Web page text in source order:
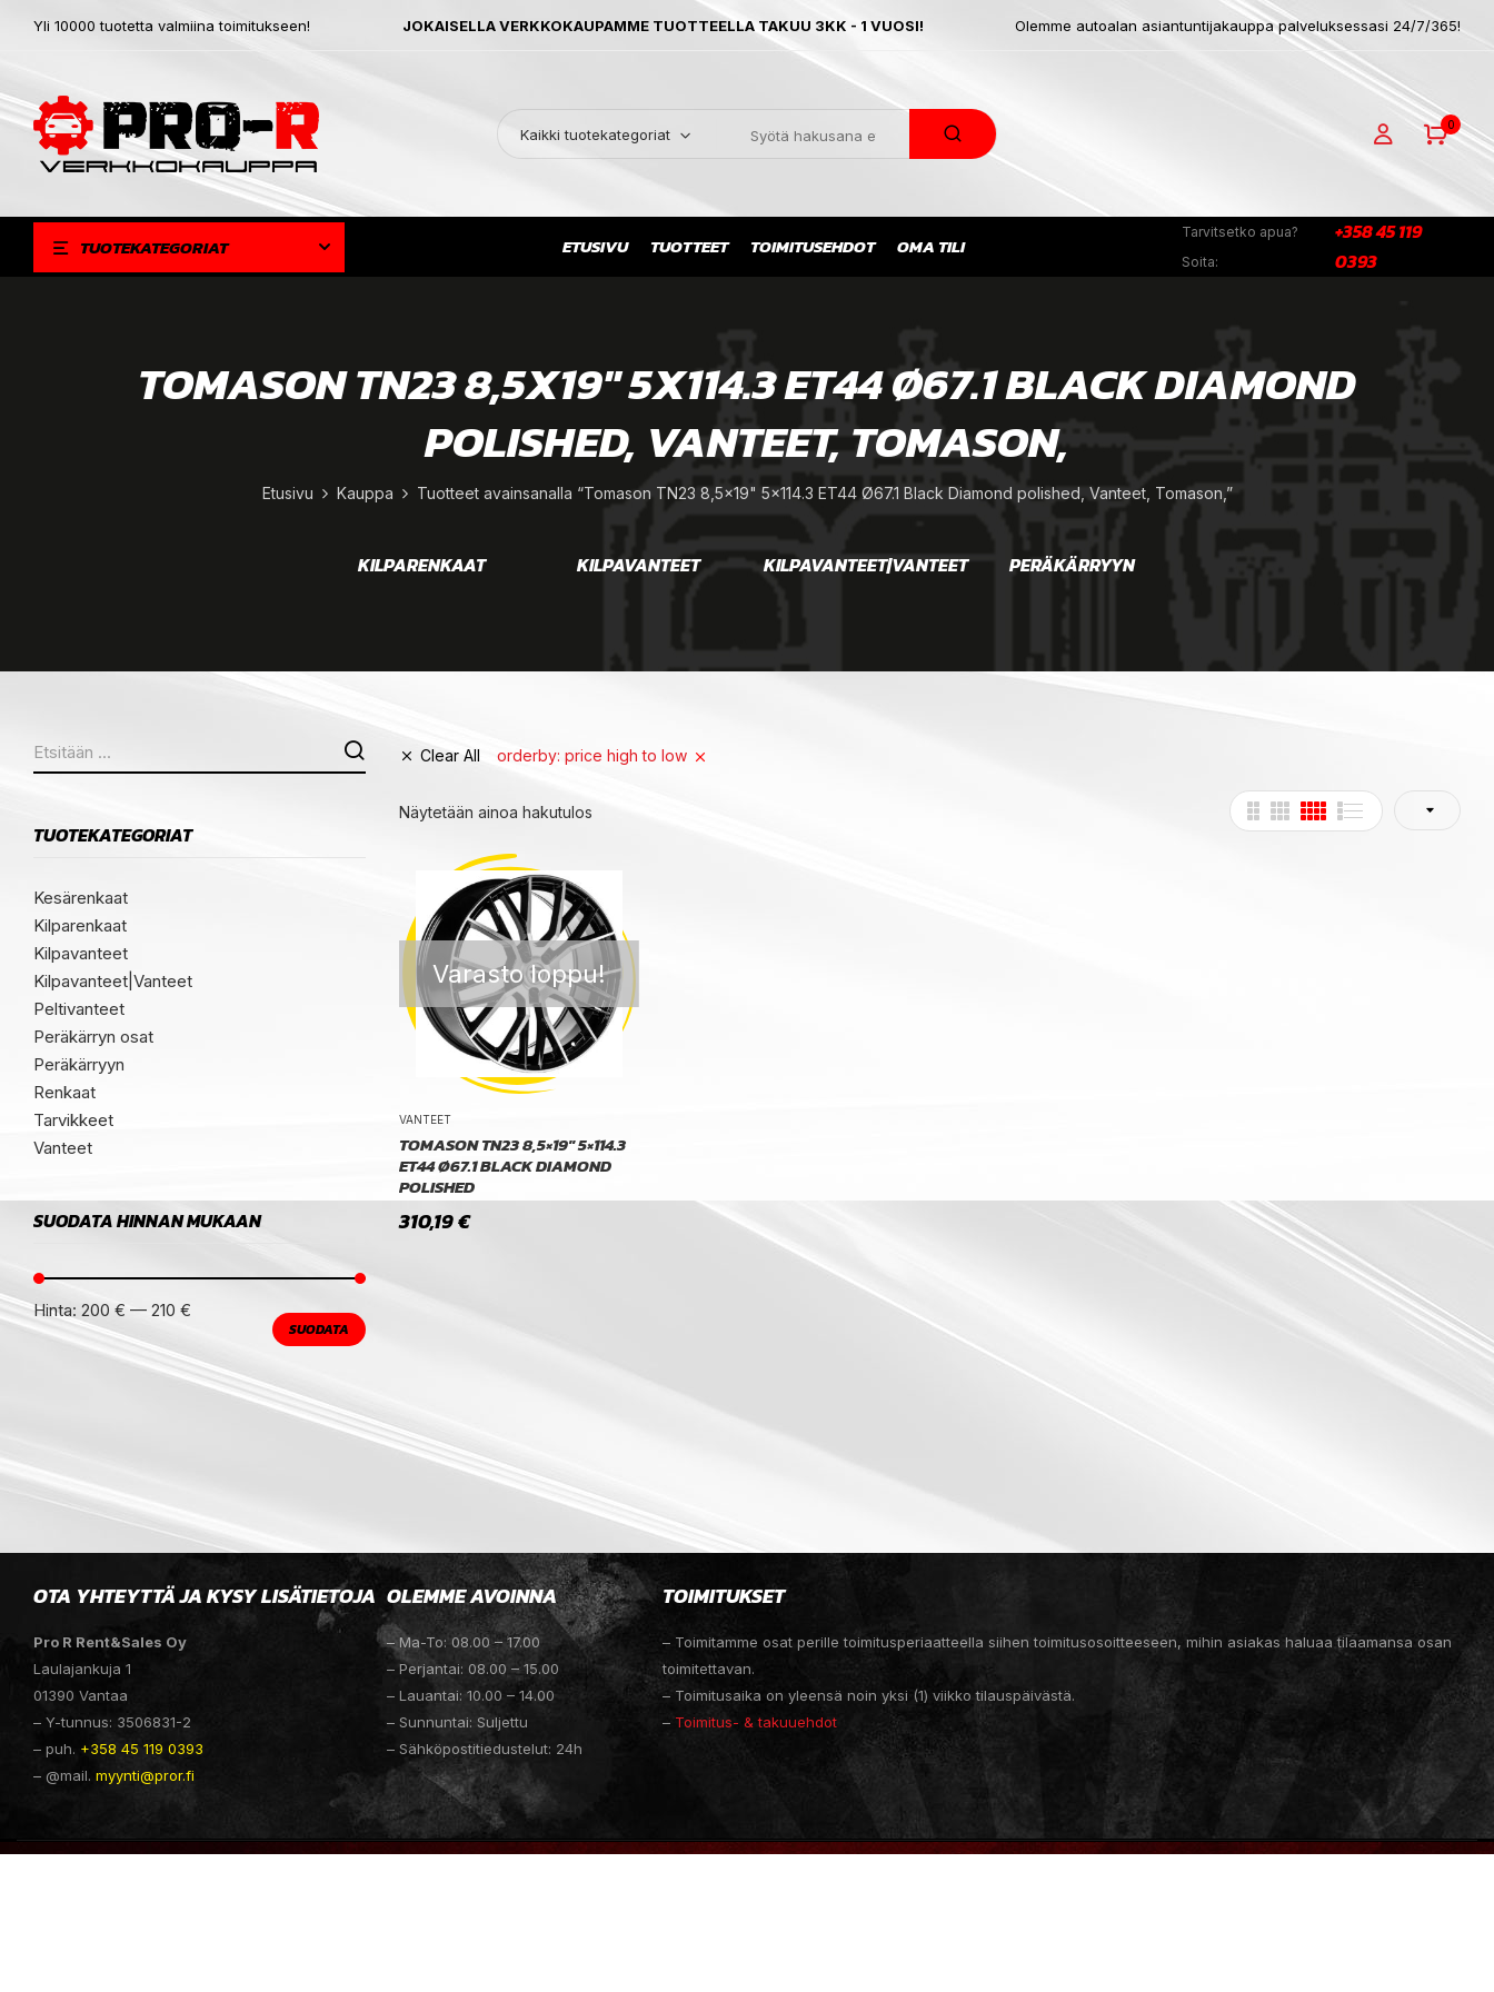
Yli 10000 tuotetta valmiina toimitukseen! JOKAISELLA VERKKOKAUPAMME TUOTTEELLA TAKUU 3KK - 1 VUOSI! Olemme autoalan asiantuntijakauppa palveluksessasi 24/7/365!
Kaikki tuotekategoriat
0
TUOTEKATEGORIAT ETUSIVU TUOTTEET TOIMITUSEHDOT OMA TILI
Tarvitsetko apua?
Soita:
+358 45 119
0393
TOMASON TN23 8,5X19" 5X114.3 ET44 Ø67.1 BLACK DIAMOND
POLISHED, VANTEET, TOMASON,
Etusivu Kauppa Tuotteet avainsanalla “Tomason TN23 8,5x19" 5x114.3 ET44 Ø67.1 Black Diamond polished, Vanteet, Tomason,”
KILPARENKAAT KILPAVANTEET KILPAVANTEET|VANTEET PERÄKÄRRYYN
TUOTEKATEGORIAT
Kesärenkaat
Kilparenkaat
Kilpavanteet
Kilpavanteet|Vanteet
Peltivanteet
Peräkärryn osat
Peräkärryyn
Renkaat
Tarvikkeet
Vanteet
SUODATA HINNAN MUKAAN
SUODATA
Hinta: 200 € — 210 €
Clear All orderby: price high to low
Näytetään ainoa hakutulos
Varasto loppu!
VANTEET
TOMASON TN23 8,5×19″ 5×114.3
ET44 Ø67.1 BLACK DIAMOND
POLISHED
310,19€
OTA YHTEYTTÄ JA KYSY LISÄTIETOJA
Pro R Rent&Sales Oy
Laulajankuja 1
01390 Vantaa
– Y-tunnus: 3506831-2
– puh. +358 45 119 0393
– @mail. myynti@pror.fi
OLEMME AVOINNA
– Ma-To: 08.00 – 17.00
– Perjantai: 08.00 – 15.00
– Lauantai: 10.00 – 14.00
– Sunnuntai: Suljettu
– Sähköpostitiedustelut: 24h
TOIMITUKSET
– Toimitamme osat perille toimitusperiaatteella siihen toimitusosoitteeseen, mihin asiakas haluaa tilaamansa osan
toimitettavan.
– Toimitusaika on yleensä noin yksi (1) viikko tilauspäivästä.
– Toimitus- & takuuehdot